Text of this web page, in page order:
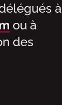
à
ou à
des